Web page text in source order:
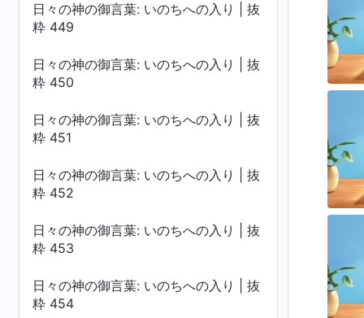
日々の神の御言葉: いのちへの入り | 抜
粋 449
日々の神の御言葉: いのちへの入り | 抜
粋 450
日々の神の御言葉: いのちへの入り | 抜
粋 451
日々の神の御言葉: いのちへの入り | 抜
粋 452
日々の神の御言葉: いのちへの入り | 抜
粋 453
日々の神の御言葉: いのちへの入り | 抜
粋 454